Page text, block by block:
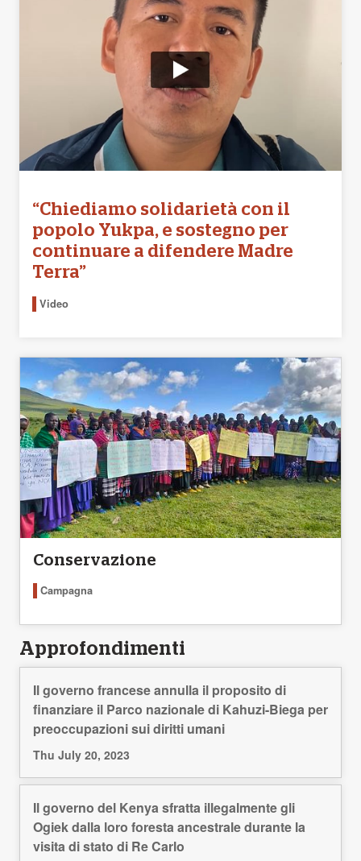
“Chiediamo solidarietà con il
popolo Yukpa, e sostegno per
continuare a difendere Madre
Terra”
Video
Conservazione
Campagna
Approfondimenti
Il governo francese annulla il proposito di
finanziare il Parco nazionale di Kahuzi-Biega per
preoccupazioni sui diritti umani
Thu July 20, 2023
Il governo del Kenya sfratta illegalmente gli
Ogiek dalla loro foresta ancestrale durante la
visita di stato di Re Carlo